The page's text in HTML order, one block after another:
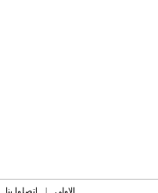
الاولی اتصلوا بنا